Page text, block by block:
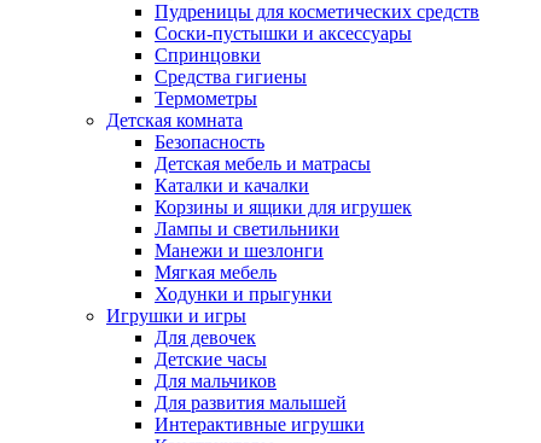
Пудреницы для косметических средств
Соски-пустышки и аксессуары
Спринцовки
Средства гигиены
Термометры
Детская комната
Безопасность
Детская мебель и матрасы
Каталки и качалки
Корзины и ящики для игрушек
Лампы и светильники
Манежи и шезлонги
Мягкая мебель
Ходунки и прыгунки
Игрушки и игры
Для девочек
Детские часы
Для мальчиков
Для развития малышей
Интерактивные игрушки